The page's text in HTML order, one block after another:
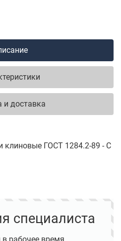
и доставка
клиновые ГОСТ 1284.2-89 - С
специалиста